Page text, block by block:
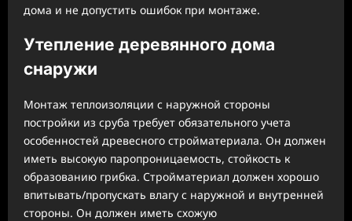
дома и не допустить ошибок при монтаже.
Утепление деревянного дома
снаружи
Монтаж теплоизоляции с наружной стороны
постройки из сруба требует обязательного учета
особенностей древесного стройматериала. Он должен
иметь высокую паропроницаемость, стойкость к
образованию грибка. Стройматериал должен хорошо
впитывать/пропускать влагу с наружной и внутренней
стороны. Он должен иметь схожую